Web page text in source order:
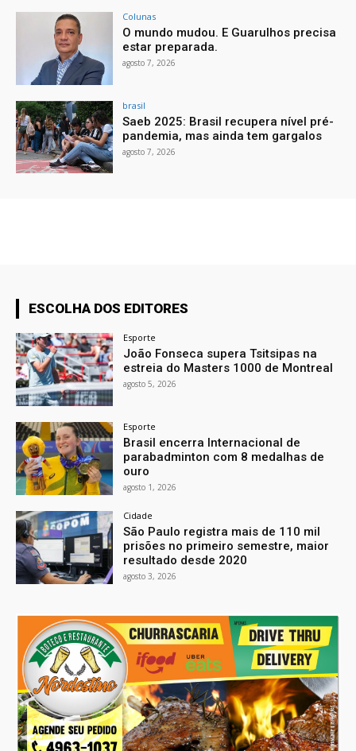
Colunas
O mundo mudou. E Guarulhos precisa
estar preparada.
agosto 7, 2026
brasil
Saeb 2025: Brasil recupera nível pré-
pandemia, mas ainda tem gargalos
agosto 7, 2026
ESCOLHA DOS EDITORES
Esporte
João Fonseca supera Tsitsipas na
estreia do Masters 1000 de Montreal
agosto 5, 2026
Esporte
Brasil encerra Internacional de
parabadminton com 8 medalhas de
ouro
agosto 1, 2026
Cidade
São Paulo registra mais de 110 mil
prisões no primeiro semestre, maior
resultado desde 2020
agosto 3, 2026